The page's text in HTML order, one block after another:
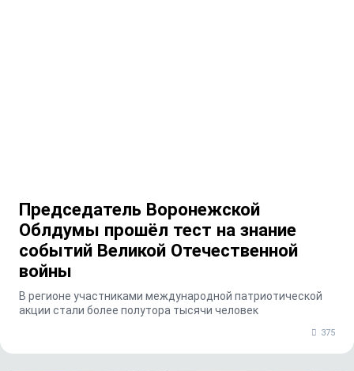
Председатель Воронежской
Облдумы прошёл тест на знание
событий Великой Отечественной
войны
В регионе участниками международной патриотической
акции стали более полутора тысячи человек
375